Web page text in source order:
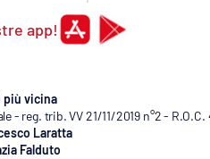
app!
più vicina
- reg. trib. VV 21/11/2019 n°2 - R.O.C.
Laratta
Falduto